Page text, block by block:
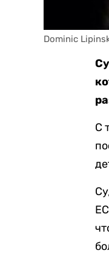
Dominic
С